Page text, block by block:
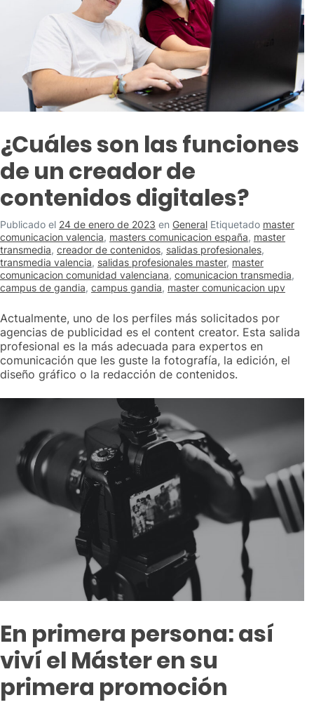
¿Cuáles son las funciones
de un creador de
contenidos digitales?
Publicado el 24 de enero de 2023 en General Etiquetado master
comunicacion valencia, masters comunicacion españa, master
transmedia, creador de contenidos, salidas profesionales,
transmedia valencia, salidas profesionales master, master
comunicacion comunidad valenciana, comunicacion transmedia,
campus de gandia, campus gandia, master comunicacion upv
Actualmente, uno de los perfiles más solicitados por
agencias de publicidad es el content creator. Esta salida
profesional es la más adecuada para expertos en
comunicación que les guste la fotografía, la edición, el
diseño gráfico o la redacción de contenidos.
En primera persona: así
viví el Máster en su
primera promoción